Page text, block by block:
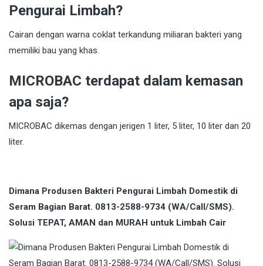
Pengurai Limbah?
Cairan dengan warna coklat terkandung miliaran bakteri yang
memiliki bau yang khas.
MICROBAC terdapat dalam kemasan
apa saja?
MICROBAC dikemas dengan jerigen 1 liter, 5 liter, 10 liter dan 20
liter.
Dimana Produsen Bakteri Pengurai Limbah Domestik di
Seram Bagian Barat. 0813-2588-9734 (WA/Call/SMS).
Solusi TEPAT, AMAN dan MURAH untuk Limbah Cair